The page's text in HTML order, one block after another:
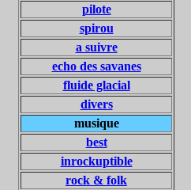
pilote
spirou
a suivre
echo des savanes
fluide glacial
divers
musique
best
inrockuptible
rock & folk